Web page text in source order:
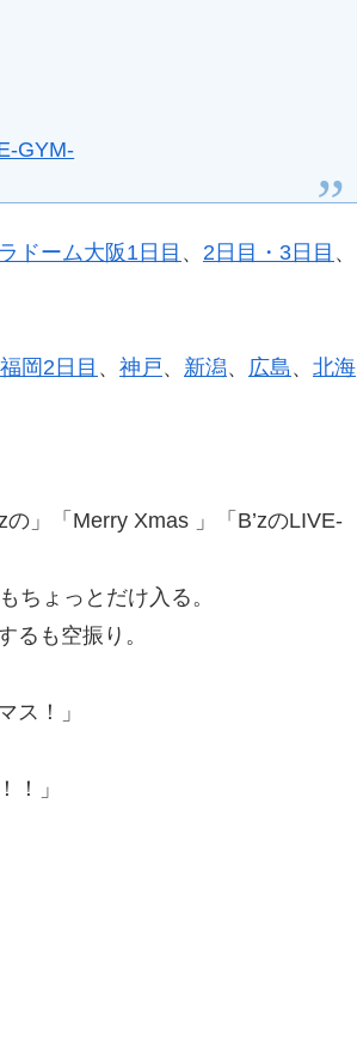
GYM-
ドーム大阪1日目 、 2日目・3日目 、
福岡2日目 、 神戸、 新潟、 広島 、 北海
」「Merry Xmas 」「B’zのLIVE-
ちょっとだけ入る。
るも空振り。
ス！」
！」